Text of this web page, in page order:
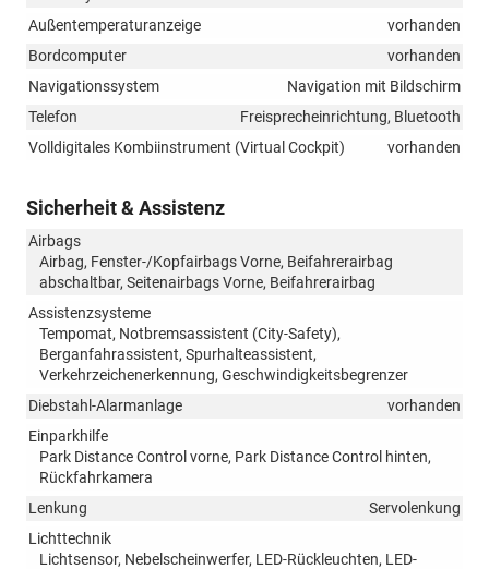
Außentemperaturanzeige
vorhanden
Bordcomputer
vorhanden
Navigationssystem
Navigation mit Bildschirm
Telefon
Freisprecheinrichtung, Bluetooth
Volldigitales Kombiinstrument (Virtual Cockpit)
vorhanden
Sicherheit & Assistenz
Airbags
Airbag, Fenster-/Kopfairbags Vorne, Beifahrerairbag
abschaltbar, Seitenairbags Vorne, Beifahrerairbag
Assistenzsysteme
Tempomat, Notbremsassistent (City-Safety),
Berganfahrassistent, Spurhalteassistent,
Verkehrzeichenerkennung, Geschwindigkeitsbegrenzer
Diebstahl-Alarmanlage
vorhanden
Einparkhilfe
Park Distance Control vorne, Park Distance Control hinten,
Rückfahrkamera
Lenkung
Servolenkung
Lichttechnik
Lichtsensor, Nebelscheinwerfer, LED-Rückleuchten, LED-